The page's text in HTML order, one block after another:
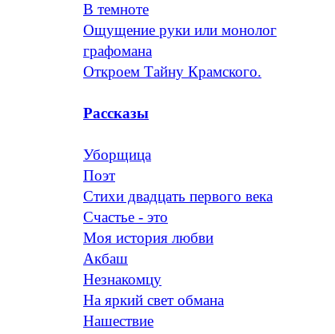
В темноте
Ощущение руки или монолог
графомана
Откроем Тайну Крамского.
Рассказы
Уборщица
Поэт
Стихи двадцать первого века
Счастье - это
Моя история любви
Акбаш
Незнакомцу
На яркий свет обмана
Нашествие